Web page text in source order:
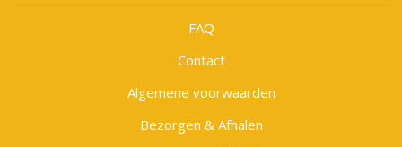
FAQ
Contact
Algemene voorwaarden
Bezorgen & Afhalen